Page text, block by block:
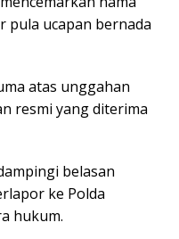
pula ucapan bernada
atas unggahan
resmi yang diterima
belasan
ke Polda
hukum.